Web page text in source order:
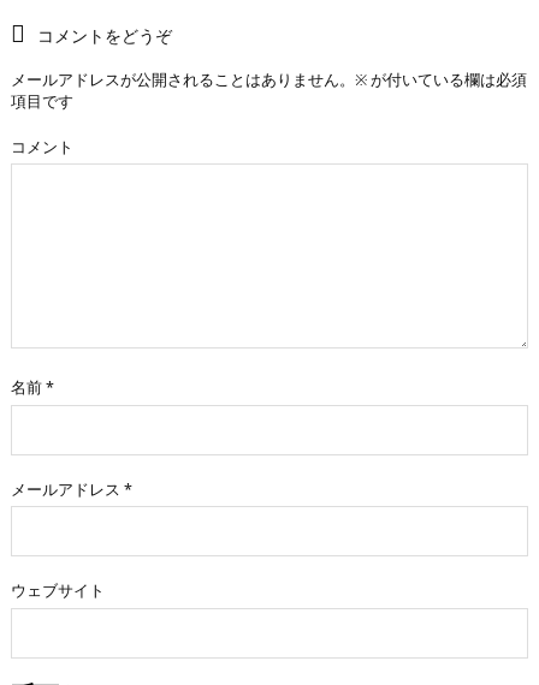
コメントをどうぞ
メールアドレスが公開されることはありません。 ※が付いている欄は必須
項目です
コメント
名前*
メールアドレス *
ウェブサイト